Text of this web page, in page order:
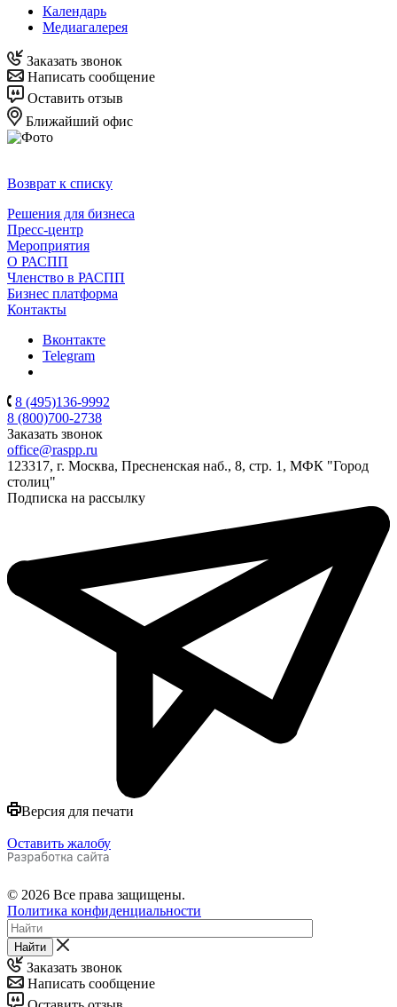
Календарь
Медиагалерея
Заказать звонок
Написать сообщение
Оставить отзыв
Ближайший офис
Возврат к списку
Решения для бизнеса
Пресс-центр
Мероприятия
О РАСПП
Членство в РАСПП
Бизнес платформа
Контакты
Вконтакте
Telegram
8 (495)136-9992
8 (800)700-2738
Заказать звонок
office@raspp.ru
123317, г. Москва, Пресненская наб., 8, стр. 1, МФК "Город
столиц"
Подписка на рассылку
Версия для печати
Оставить жалобу
© 2026 Все права защищены.
Политика конфиденциальности
Найти
Заказать звонок
Написать сообщение